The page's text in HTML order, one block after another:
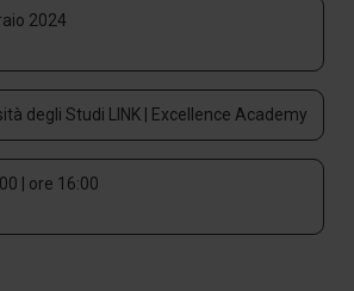
2024
degli Studi LINK | Excellence Academy
| ore 16:00